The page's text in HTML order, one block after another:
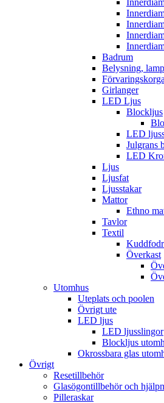
Badrum
Belysning,
Girlanger
LED Ljus
Blockljus
LED
Julgrans
LED
Ljus
Ljusfat
Ljusstakar
Mattor
Ethno
Tavlor
Textil
Överkast
Utomhus
Uteplats och poolen
Övrigt ute
LED ljus
LED ljusslingor
Blockljus
Okrossbara glas
Övrigt
Resetillbehör
Glasögontillbehör och
Pilleraskar